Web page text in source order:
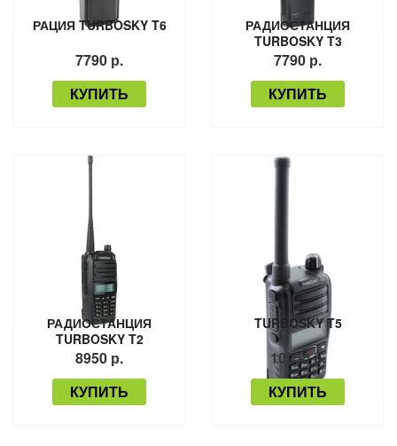
РАЦИЯ TURBOSKY T6
7790 р.
КУПИТЬ
РАДИОСТАНЦИЯ
TURBOSKY T3
7790 р.
КУПИТЬ
РАДИОСТАНЦИЯ
TURBOSKY T2
8950 р.
КУПИТЬ
TURBOSKY T5
10250 р.
КУПИТЬ